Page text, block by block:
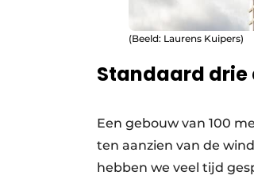
(Beeld: Laurens Kuipers)
Standaard
Een gebouw van 100
ten aanzien van de
hebben we veel tijd